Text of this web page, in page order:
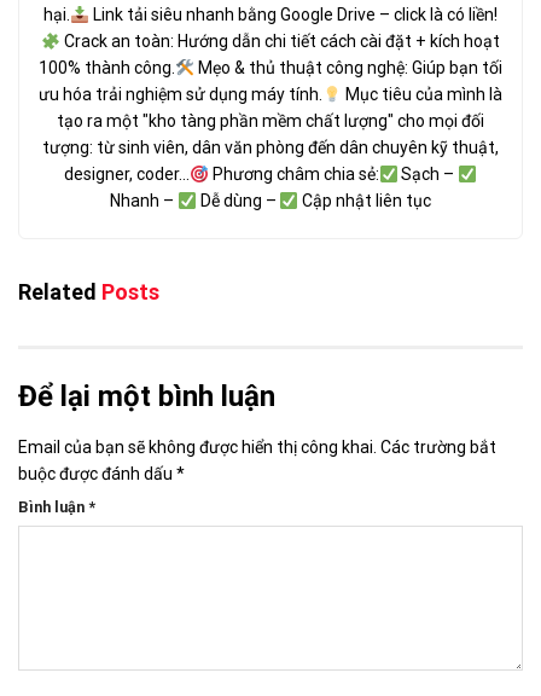
hại.
Link tải siêu nhanh bằng Google Drive – click là có liền!
Crack an toàn: Hướng dẫn chi tiết cách cài đặt + kích hoạt
100% thành công.
Mẹo & thủ thuật công nghệ: Giúp bạn tối
ưu hóa trải nghiệm sử dụng máy tính.
Mục tiêu của mình là
tạo ra một "kho tàng phần mềm chất lượng" cho mọi đối
tượng: từ sinh viên, dân văn phòng đến dân chuyên kỹ thuật,
designer, coder...
Phương châm chia sẻ:
Sạch –
Nhanh –
Dễ dùng – Cập nhật liên tục
Related Posts
Để lại một bình luận
Email của bạn sẽ không được hiển thị công khai. Các trường bắt
buộc được đánh dấu *
Bình luận *